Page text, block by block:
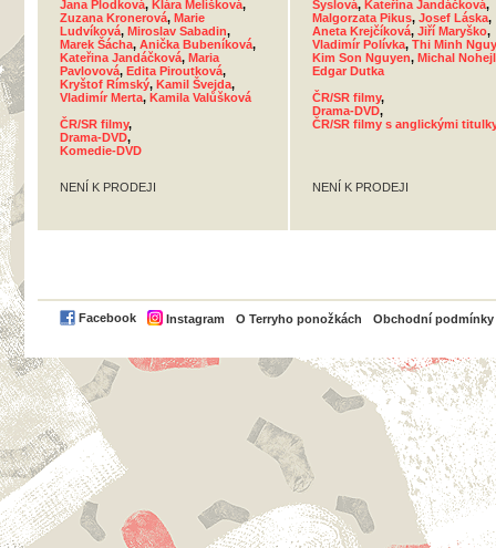
Jana Plodková, Klára Melíšková,
Zuzana Kronerová, Marie
Ludvíková, Miroslav Sabadin,
Marek Šácha, Anička Bubeníková,
Kateřina Jandáčková, Maria
Pavlovová, Edita Piroutková,
Kryštof Rímský, Kamil Švejda,
Vladimír Merta, Kamila Valůšková
ČR/SR filmy,
Drama-DVD,
Komedie-DVD
NENÍ K PRODEJI
Syslová, Kateřina Jandáčková,
Malgorzata Pikus, Josef Láska,
Aneta Krejčíková, Jiří Maryško,
Vladimír Polívka, Thi Minh
Kim Son Nguyen, Michal Nohejl
Edgar Dutka
ČR/SR filmy,
Drama-DVD,
ČR/SR filmy s anglickými
NENÍ K PRODEJI
Facebook Instagram O Terryho ponožkách Obchodní podmínky
PayPal